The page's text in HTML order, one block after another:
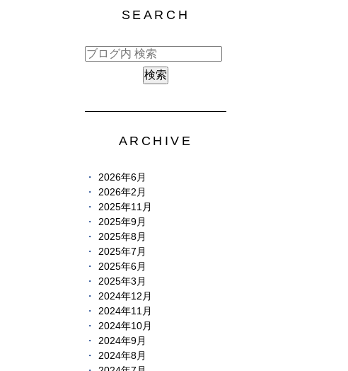
SEARCH
ARCHIVE
2026年6月
2026年2月
2025年11月
2025年9月
2025年8月
2025年7月
2025年6月
2025年3月
2024年12月
2024年11月
2024年10月
2024年9月
2024年8月